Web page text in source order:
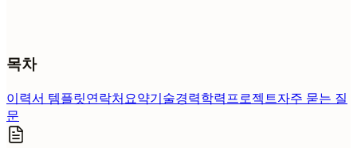
목차
이력서 템플릿연락처요약기술경력학력프로젝트자주 묻는 질
문